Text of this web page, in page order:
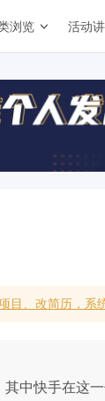
浏览 活动
、改简历，系
其中快手在这